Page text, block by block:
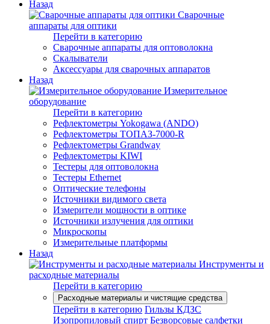
Назад
Сварочные
аппараты для оптики
Перейти в категорию
Сварочные аппараты для оптоволокна
Скалыватели
Аксессуары для сварочных аппаратов
Назад
Измерительное
оборудование
Перейти в категорию
Рефлектометры Yokogawa (ANDO)
Рефлектометры ТОПАЗ-7000-R
Рефлектометры Grandway
Рефлектометры KIWI
Тестеры для оптоволокна
Тестеры Ethernet
Оптические телефоны
Источники видимого света
Измерители мощности в оптике
Источники излучения для оптики
Микроскопы
Измерительные платформы
Назад
Инструменты и
расходные материалы
Перейти в категорию
Расходные материалы и чистящие средства
Перейти в категорию Гильзы КДЗС
Изопропиловый спирт Безворсовые салфетки